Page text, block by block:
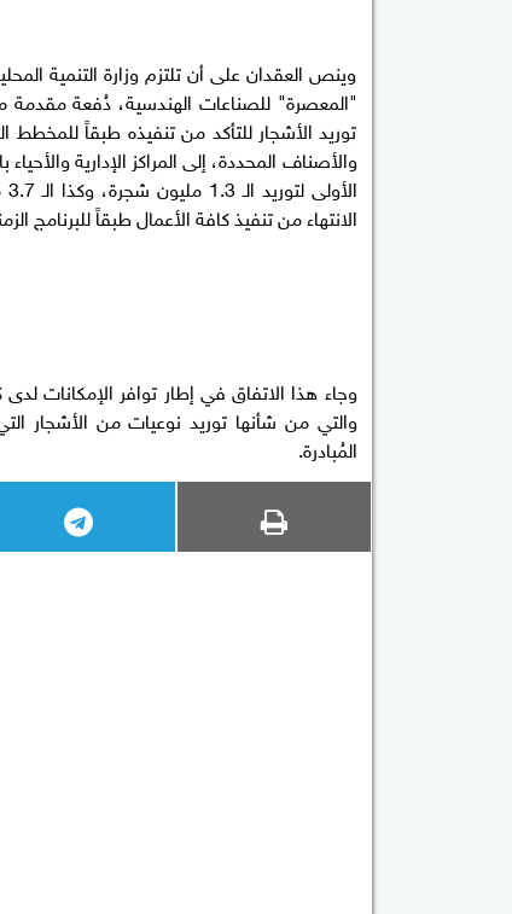
وينص العقدان على أن تلتزم وزارة التنمية
توريد الأشجار للتأكد من تنفيذه طبقاً للمخطط
والأصناف المحددة، إلى المراكز الإدارية
الانتهاء من تنفيذ كافة الأعمال طبقاً للبرنامج
وجاء هذا الاتفاق في إطار توافر الإمكانات لدى
والتي من شأنها توريد نوعيات من الأشجار
المُبادرة.